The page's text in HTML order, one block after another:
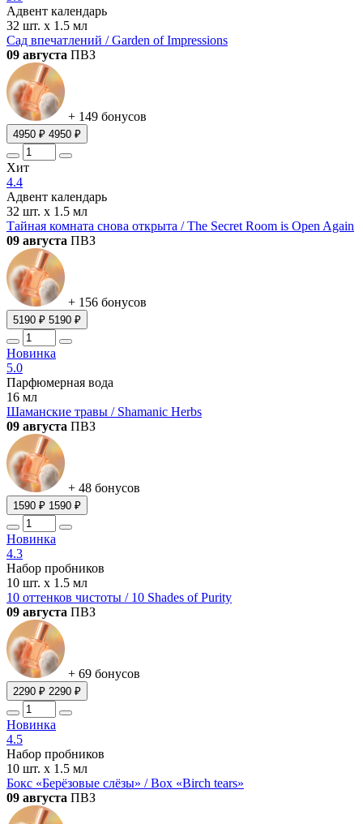
Адвент календарь
32 шт. х 1.5 мл
Сад впечатлений / Garden of Impressions
09 августа ПВЗ
+ 149 бонусов
4950 ₽ 4950 ₽
Хит
4.4
Адвент календарь
32 шт. х 1.5 мл
Тайная комната снова открыта / The Secret Room is Open Again
09 августа ПВЗ
+ 156 бонусов
5190 ₽ 5190 ₽
Новинка
5.0
Парфюмерная вода
16 мл
Шаманские травы / Shamanic Herbs
09 августа ПВЗ
+ 48 бонусов
1590 ₽ 1590 ₽
Новинка
4.3
Набор пробников
10 шт. х 1.5 мл
10 оттенков чистоты / 10 Shades of Purity
09 августа ПВЗ
+ 69 бонусов
2290 ₽ 2290 ₽
Новинка
4.5
Набор пробников
10 шт. х 1.5 мл
Бокс «Берёзовые слёзы» / Box «Birch tears»
09 августа ПВЗ